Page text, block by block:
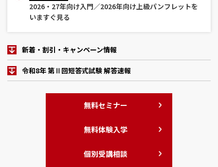
2026・27年向け入門／2026年向け上級パンフレットを
いますぐ見る
新着・割引・キャンペーン情報
令和8年 第Ⅱ回短答式試験 解答速報
無料セミナー
無料体験入学
個別受講相談